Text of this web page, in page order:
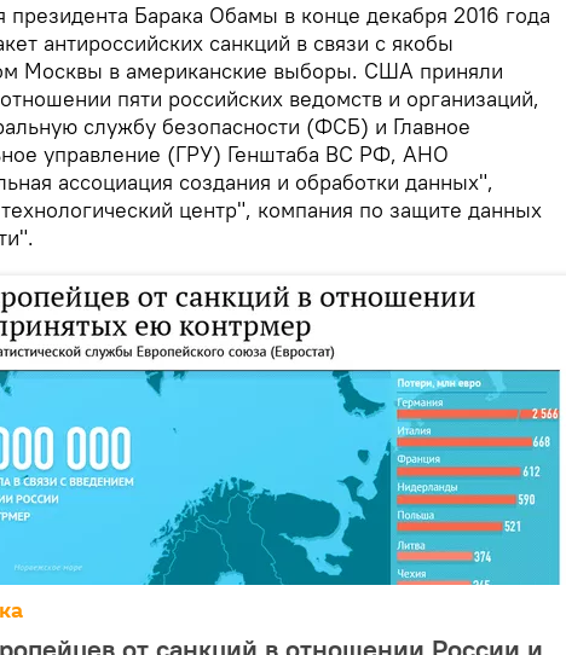
президента Барака Обамы в конце декабря 2016 года
антироссийских санкций в связи с якобы
Москвы в американские выборы. США приняли
пяти российских ведомств и организаций,
службу безопасности (ФСБ) и Главное
управление (ГРУ) Генштаба ВС РФ, АНО
ассоциация создания и обработки данных",
центр", компания по защите данных